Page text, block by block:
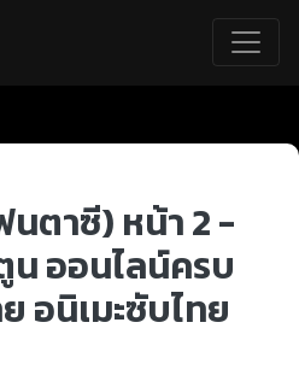
ตาซี) หน้า 2 -
น ออนไลน์ครบ
อนิเมะซับไทย